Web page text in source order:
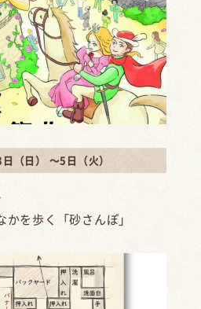
（日） ～5日（火）
を歩く「砂さんぽ」